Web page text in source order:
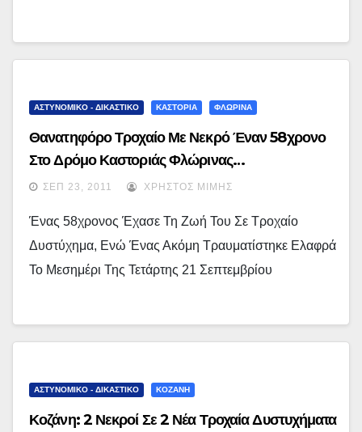
ΑΣΤΥΝΟΜΙΚΟ - ΔΙΚΑΣΤΙΚΟ ΚΑΣΤΟΡΙΑ ΦΛΩΡΙΝΑ
Θανατηφόρο Τροχαίο Με Νεκρό Έναν 58χρονο
Στο Δρόμο Καστοριάς Φλώρινας…
ΣΕΠ 23, 2011 ΧΡΉΣΤΟΣ ΜΊΜΗΣ
Ένας 58χρονος Έχασε Τη Ζωή Του Σε Τροχαίο
Δυστύχημα, Ενώ Ένας Ακόμη Τραυματίστηκε Ελαφρά
Το Μεσημέρι Της Τετάρτης 21 Σεπτεμβρίου
ΑΣΤΥΝΟΜΙΚΟ - ΔΙΚΑΣΤΙΚΟ ΚΟΖΑΝΗ
Κοζάνη: 2 Νεκροί Σε 2 Νέα Τροχαία Δυστυχήματα